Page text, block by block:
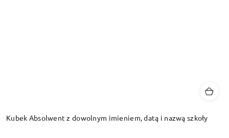
Kubek Absolwent z dowolnym imieniem, datą i nazwą szkoły